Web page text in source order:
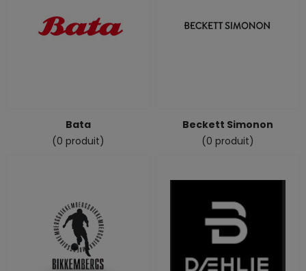
Bata
(0 produit)
Beckett Simonon
(0 produit)